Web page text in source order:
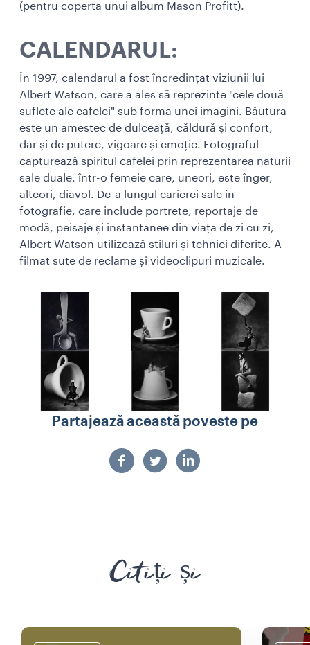
(pentru coperta unui album Mason Profitt).
CALENDARUL:
În 1997, calendarul a fost încredințat viziunii lui
Albert Watson, care a ales să reprezinte "cele două
suflete ale cafelei" sub forma unei imagini. Băutura
este un amestec de dulceață, căldură și confort,
dar și de putere, vigoare și emoție. Fotograful
capturează spiritul cafelei prin reprezentarea naturii
sale duale, într-o femeie care, uneori, este înger,
alteori, diavol. De-a lungul carierei sale în
fotografie, care include portrete, reportaje de
modă, peisaje și instantanee din viața de zi cu zi,
Albert Watson utilizează stiluri și tehnici diferite. A
filmat sute de reclame și videoclipuri muzicale.
Partajează această poveste pe
Citiți și